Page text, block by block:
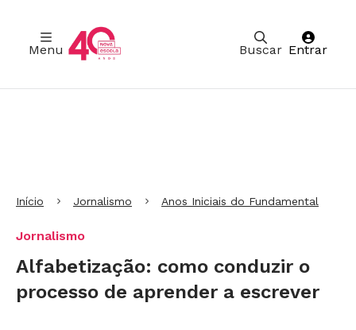
Buscar
Menu Entrar
Início Jornalismo Anos Iniciais do Fundamental
Jornalismo
Alfabetização: como conduzir o
processo de aprender a escrever